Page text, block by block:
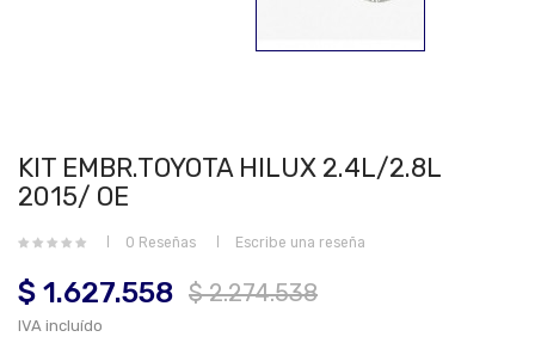
KIT EMBR.TOYOTA HILUX 2.4L/2.8L
2015/ OE
0 Reseñas Escribe una reseña
$ 1.627.558 $ 2.274.538
IVA incluído